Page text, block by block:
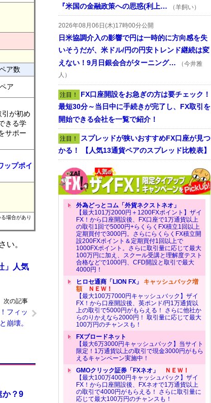
ア数
ア
引が初め
きる学
サポー
ップポイ
場合があり
い。
」人気
次の記事
フィッ
崩壊。
か？9
『米国の金融政策への思惑(利上…
（羊飼い）
2026年08月06日(木)17時00分公開
日米協調介入の影響で円は一時的に方向感を失
いそうだが、米ドル/円の円安トレンド継続は変
えない！9月日銀会合がターニング…
（今井雅
人）
注目！ FX口座開設をお急ぎの方は要チェック！
最短30分～当日中に手続きが完了し、FX取引を
開始できる会社を一覧で紹介！
注目！ スプレッドが狭いおすすめFX口座が見つ
かる！ 【人気13通貨ペアのスプレッド比較表】
外為どっとコム「外貨ネクストネオ」
【最大101万2000円＋1200FXポイント】ザイ
FX！から口座開設後、FX口座で1万通貨以上
の取引1回で5000円+らくらくFX積立1回以上
定期買付で3000円。さらにらくらくFX積立開
設200FXポイント＆定期買付1回以上で
1000FXポイント。さらに取引量に応じて最大
100万円に加え、スクール受講と理解度テスト
合格などで1000円、CFD開設と取引で最大
4000円！
ヒロセ通商「LION FX」 キャッシュバック増
額ＮＥＷ！
【最大100万7000円キャッシュバック】ザイ
FX！から口座開設後、英ポンド/円1万通貨以
上の取引で5000円がもらえる！ さらに他社か
らのりかえなら2000円！ 取引量に応じて最大
100万円のチャンスも！
FXブロードネット
【最大6万3000円キャッシュバック】当サイト
限定！1万通貨以上の取引で現金3000円がもら
えるキャンペーン実施中！
GMOクリック証券「FXネオ」
ＮＥＷ！
【最大100万4000円キャッシュバック】ザイ
FX！から口座開設後、FXネオで1万通貨以上
の取引で4000円がもらえる！ さらに取引量に
応じて最大100万円のチャンスも！